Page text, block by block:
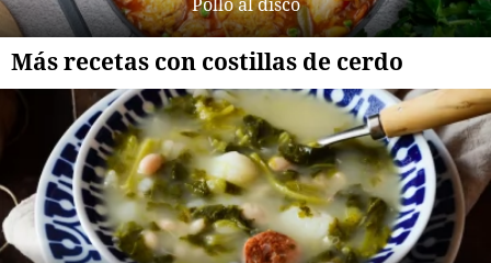
Pollo al disco
Más recetas con costillas de cerdo